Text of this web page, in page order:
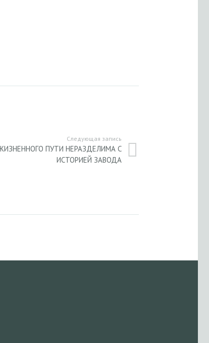
Следующая запись
ПУТИ НЕРАЗДЕЛИМА С
ИСТОРИЕЙ ЗАВОДА